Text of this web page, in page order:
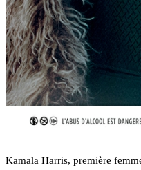
Kamala Harris, première